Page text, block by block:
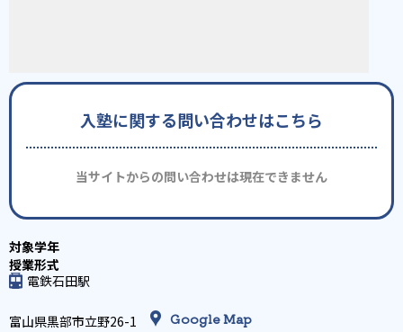
入塾に関する問い合わせはこちら
当サイトからの問い合わせは現在できません
電鉄石田駅
富山県黒部市立野26-1 Google Map